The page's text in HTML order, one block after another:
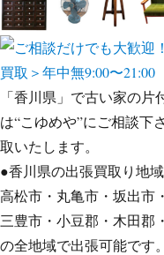
「香川県」で古い家の
は“こゆめや”にご相談下
取いたします。
●香川県の出張買取り地域
高松市・丸亀市・坂出市
三豊市・小豆郡・木田
の全地域で出張可能です